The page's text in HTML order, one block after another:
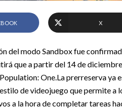
X
del modo Sandbox fue
que a partir del 14 de
One.La prerreserva ya
de videojuego que permite
a la hora de completar tareas